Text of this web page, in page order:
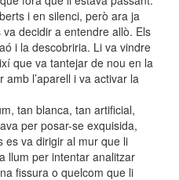
i en silenci, però ara ja
decidir a entendre allò. Els
i la descobriria. Li va vindre
que va tantejar de nou en la
l’aparell i va activar la
tan blanca, tan artificial,
per posar-se exquisida,
es va dirigir al mur que li
llum per intentar analitzar
fissura o quelcom que li